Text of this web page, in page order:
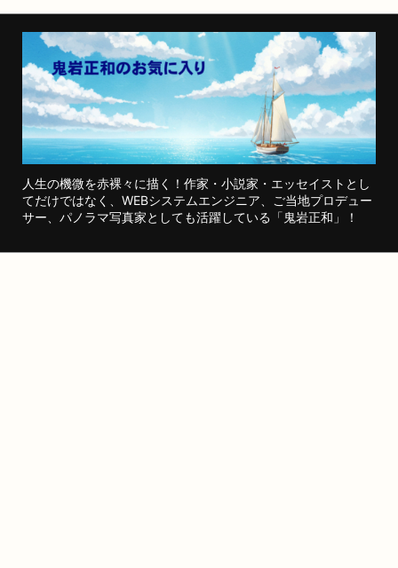
人生の機微を赤裸々に描く！作家・小説家・エッセイストとし
てだけではなく、WEBシステムエンジニア、ご当地プロデュー
サー、パノラマ写真家としても活躍している「鬼岩正和」！